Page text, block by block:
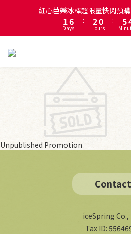
註冊會員即贈送50元購物金！
05
4
3
0
Days
1
0
Hours
4
3
2
3
註冊會員即贈送50元購物金！
Unpublished Promotion
Contact
iceSpring Co.,
Tax ID: